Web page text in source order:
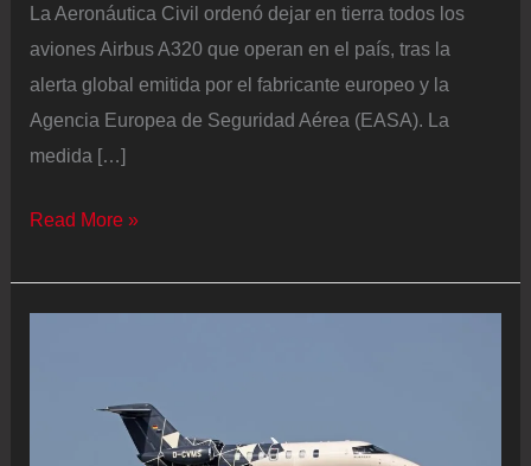
La Aeronáutica Civil ordenó dejar en tierra todos los
aviones Airbus A320 que operan en el país, tras la
alerta global emitida por el fabricante europeo y la
Agencia Europea de Seguridad Aérea (EASA). La
medida […]
La
Civil
Read More »